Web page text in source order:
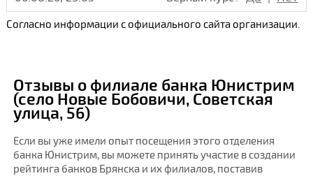
Согласно информации с официального сайта организации.
Отзывы о филиале банка Юнистрим
(село Новые Бобовичи, Советская
улица, 56)
Если вы уже имели опыт посещения этого отделения
банка Юнистрим, вы можете принять участие в создании
рейтинга банков Брянска и их филиалов, поставив